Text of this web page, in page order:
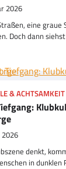
2026
eine graue
Doch dann
& ACHTSAMKEIT
2026
denkt,
in